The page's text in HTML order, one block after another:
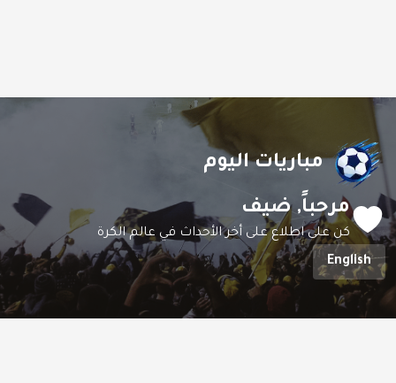
مباريات اليوم
مرحباً, ضيف
كن على اطلاع على أخر الأحداث في عالم الكرة
English